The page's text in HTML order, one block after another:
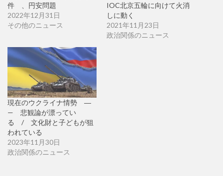
件 、円安問題
2022年12月31日
その他のニュース
IOC北京五輪に向けて火消
しに動く
2021年11月23日
政治関係のニュース
現在のウクライナ情勢 ―
— 悲観論が漂ってい
る / 文化財と子どもが狙
われている
2023年11月30日
政治関係のニュース